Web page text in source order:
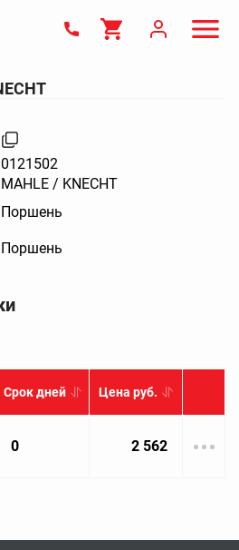
0121502
MAHLE / KNECHT
Поршень
Поршень
Срок дней Цена руб.
0 2 562